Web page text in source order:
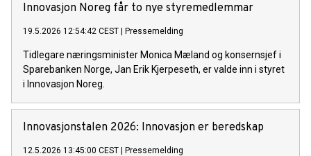
Innovasjon Noreg får to nye styremedlemmar
19.5.2026 12:54:42 CEST | Pressemelding
Tidlegare næringsminister Monica Mæland og konsernsjef i
Sparebanken Norge, Jan Erik Kjerpeseth, er valde inn i styret
i Innovasjon Noreg.
Innovasjonstalen 2026: Innovasjon er beredskap
12.5.2026 13:45:00 CEST | Pressemelding